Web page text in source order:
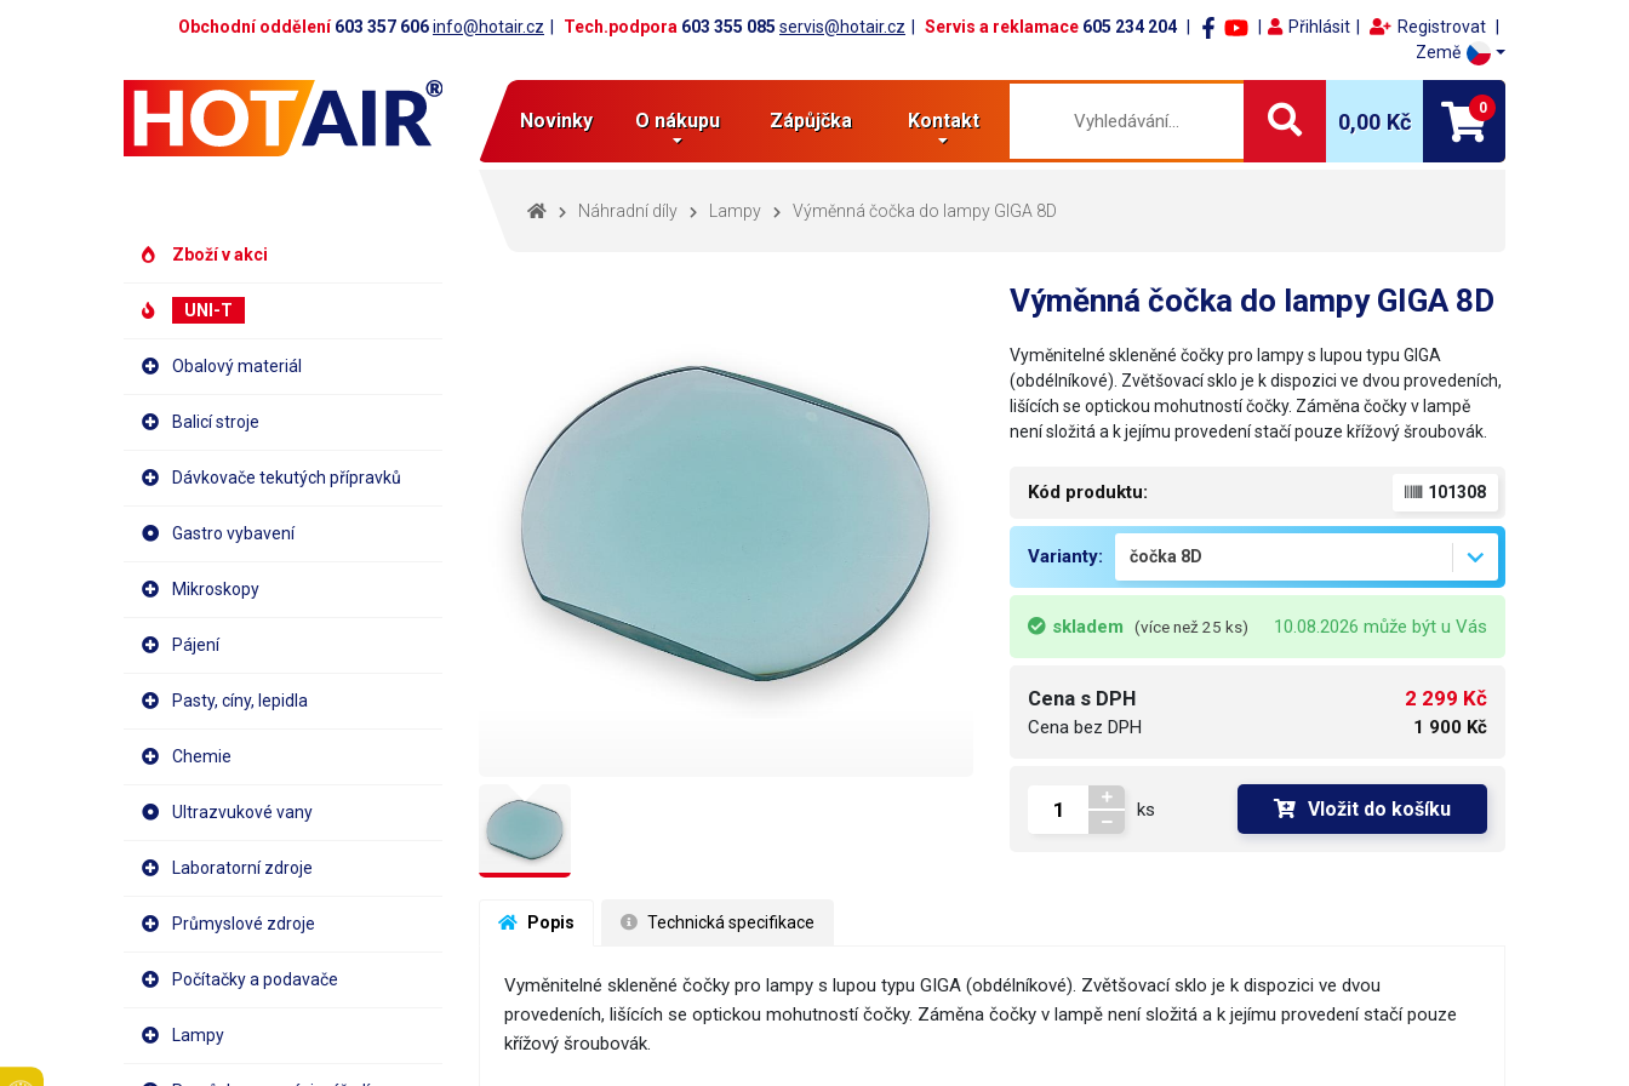
Obchodní oddělení603 357 606info@hotair.cz Tech.podpora 603 355 085 servis@hotair.cz Servis a reklamace 605 234 204 Přihlásit
Registrovat
Země
Novinky O nákupu Zápůjčka Kontakt 0,00 Kč
0
Zboží v akci
UNI-T
Obalový materiál
Balicí stroje
Dávkovače tekutých přípravků
Gastro vybavení
Mikroskopy
Pájení
Pasty, cíny, lepidla
Chemie
Ultrazvukové vany
Laboratorní zdroje
Průmyslové zdroje
Počítačky a podavače
Lampy
Náhradní díly Lampy Výměnná čočka do lampy GIGA 8D
Výměnná čočka do lampy GIGA 8D
Vyměnitelné skleněné čočky pro lampy s lupou typu GIGA
(obdélníkové). Zvětšovací sklo je k dispozici ve dvou provedeních,
lišících se optickou mohutností čočky. Záměna čočky v lampě
není složitá a k jejímu provedení stačí pouze křížový šroubovák.
Kód produktu: 101308
Varianty:
skladem (více než 25 ks) 10.08.2026 může být u Vás
Cena s DPH
Cena bez DPH
2 299 Kč
1 900 Kč
ks Vložit do košíku
Popis Technická specifikace
Vyměnitelné skleněné čočky pro lampy s lupou typu GIGA (obdélníkové). Zvětšovací sklo je k dispozici ve dvou
provedeních, lišících se optickou mohutností čočky. Záměna čočky v lampě není složitá a k jejímu provedení stačí pouze
křížový šroubovák.